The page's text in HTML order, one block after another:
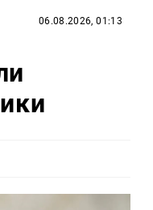
06.08.2026, 01:13